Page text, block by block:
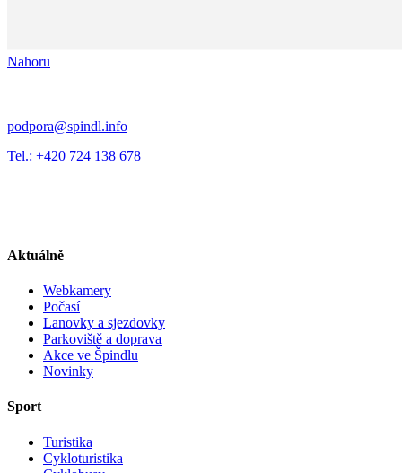
Nahoru
podpora@spindl.info
Tel.: +420 724 138 678
Aktuálně
Webkamery
Počasí
Lanovky a sjezdovky
Parkoviště a doprava
Akce ve Špindlu
Novinky
Sport
Turistika
Cykloturistika